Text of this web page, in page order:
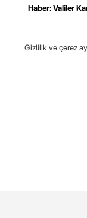
Haber: Valiler
Gizlilik ve çerez